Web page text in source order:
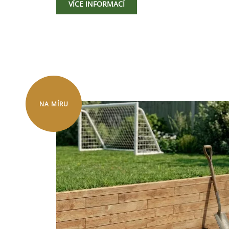
VÍCE INFORMACÍ
NA MÍRU